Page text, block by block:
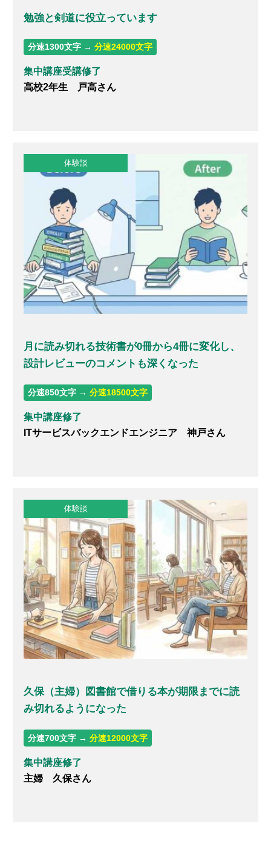
勉強と剣道に役立っています
分速1300文字 →分速24000文字
集中講座受講修了
高校2年生 戸高さん
体験談
月に読み切れる技術書が0冊から4冊に変化し、
設計レビューのコメントも深くなった
分速850文字 →分速18500文字
集中講座修了
ITサービスバックエンドエンジニア 神戸さん
体験談
久保（主婦）図書館で借りる本が期限までに読
み切れるようになった
分速700文字 →分速12000文字
集中講座修了
主婦 久保さん